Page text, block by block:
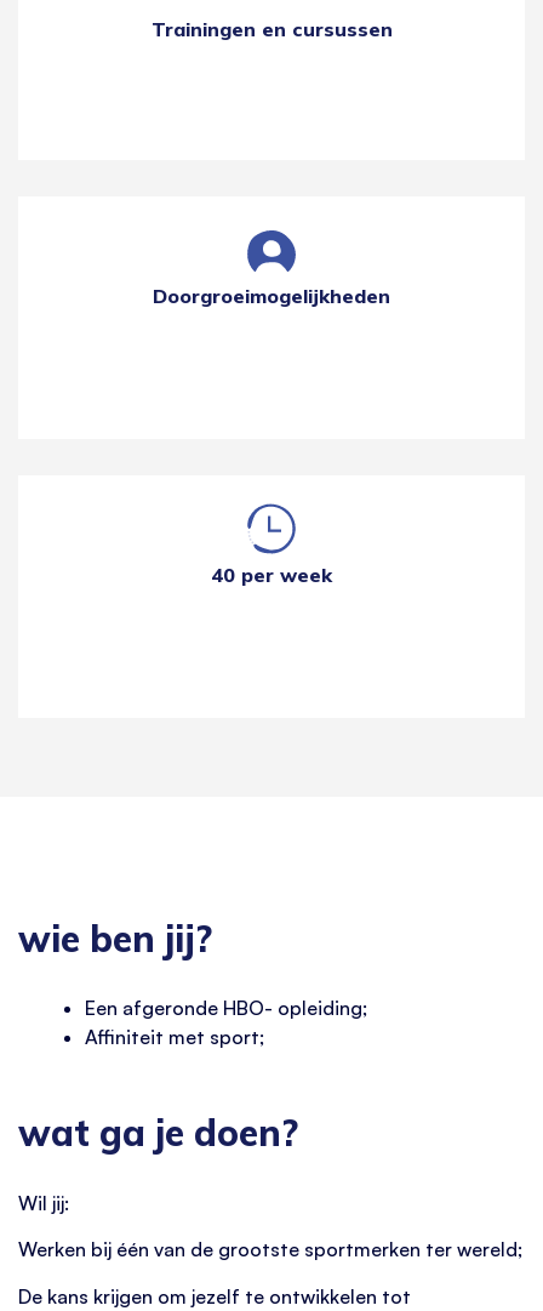
Trainingen en cursussen
Doorgroeimogelijkheden
40 per week
wie ben jij?
Een afgeronde HBO- opleiding;
Affiniteit met sport;
wat ga je doen?
Wil jij:
Werken bij één van de grootste sportmerken ter wereld;
De kans krijgen om jezelf te ontwikkelen tot